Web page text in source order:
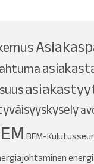
BEM-